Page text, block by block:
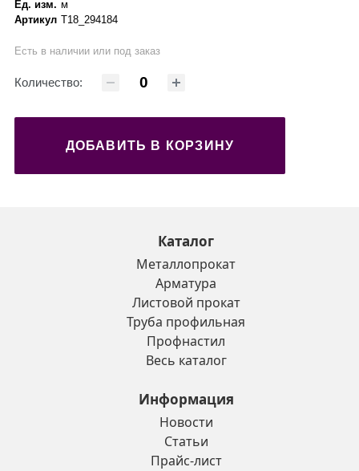
Ед. изм. м
Артикул Т18_294184
Есть в наличии или под заказ
Количество:
ДОБАВИТЬ В КОРЗИНУ
Каталог
Металлопрокат
Арматура
Листовой прокат
Труба профильная
Профнастил
Весь каталог
Информация
Новости
Статьи
Прайс-лист